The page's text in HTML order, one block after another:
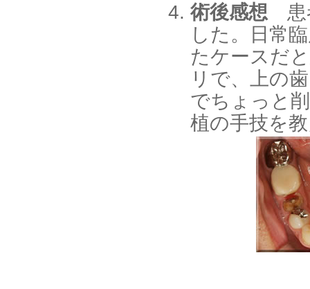
術後感想 患
した。日常
たケースだ
リで、上の
でちょっと
植の手技を